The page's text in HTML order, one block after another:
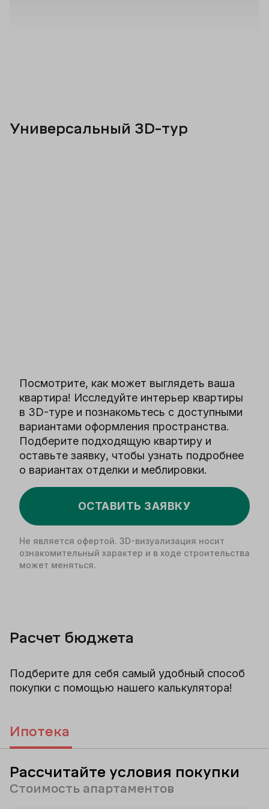
Универсальный 3D-тур
Посмотрите, как может выглядеть ваша
квартира! Исследуйте интерьер квартиры
в 3D-туре и познакомьтесь с доступными
вариантами оформления пространства.
Подберите подходящую квартиру и
оставьте заявку, чтобы узнать подробнее
о вариантах отделки и меблировки.
ОСТАВИТЬ ЗАЯВКУ
Не является офертой. 3D-визуализация носит
ознакомительный характер и в ходе строительства
может меняться.
Расчет бюджета
Подберите для себя самый удобный способ
покупки с помощью нашего калькулятора!
Ипотека
Рассчитайте условия покупки
Стоимость апартаментов